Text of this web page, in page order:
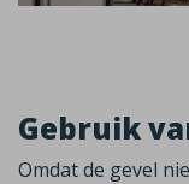
Gebruik
Omdat de gevel